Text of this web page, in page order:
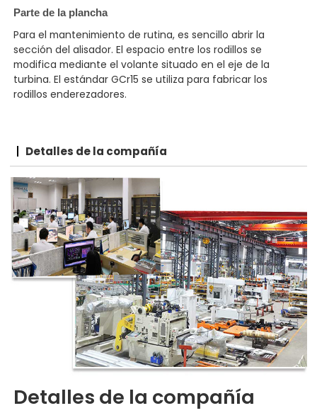
Parte de la plancha
Para el mantenimiento de rutina, es sencillo abrir la
sección del alisador. El espacio entre los rodillos se
modifica mediante el volante situado en el eje de la
turbina. El estándar GCr15 se utiliza para fabricar los
rodillos enderezadores.
Detalles de la compañía
Detalles de la compañía